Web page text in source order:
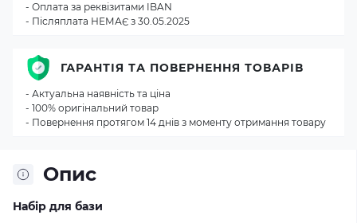
Опис
Набір для бази
- Оплата за реквізитами IBAN
- Післяплата НЕМАЄ з 30.05.2025
ГАРАНТІЯ ТА ПОВЕРНЕННЯ ТОВАРІВ
- Актуальна наявність та ціна
- 100% оригінальний товар
- Повернення протягом 14 днів з моменту отримання товару